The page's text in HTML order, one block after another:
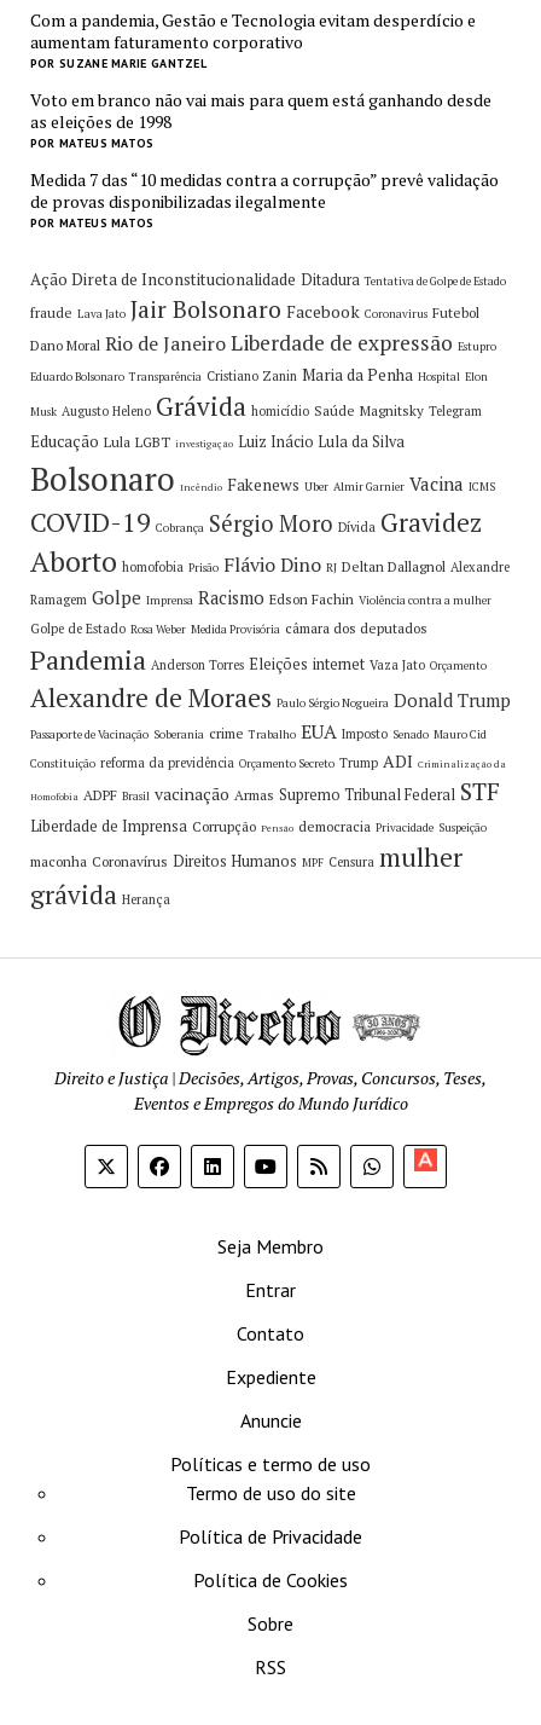
Com a pandemia, Gestão e Tecnologia evitam desperdício e
aumentam faturamento corporativo
POR SUZANE MARIE GANTZEL
Voto em branco não vai mais para quem está ganhando desde
as eleições de 1998
POR MATEUS MATOS
Medida 7 das “10 medidas contra a corrupção” prevê validação
de provas disponibilizadas ilegalmente
POR MATEUS MATOS
Ação Direta de Inconstitucionalidade Ditadura Tentativa de Golpe de Estado
fraude Lava Jato Jair Bolsonaro Facebook Coronavirus Futebol
Dano Moral Rio de JaneiroLiberdade de expressão Estupro
Eduardo Bolsonaro Transparência Cristiano Zanin Maria da Penha Hospital Elon
Musk Augusto Heleno Grávida homicídio Saúde Magnitsky Telegram
Educação Lula LGBT investigação Luiz Inácio Lula da Silva
Bolsonaro Incêndio Fakenews Uber Almir Garnier Vacina ICMS
COVID-19 Cobrança Sérgio Moro Dívida Gravidez
Aborto homofobia Prisão Flávio Dino RJ Deltan Dallagnol Alexandre
Ramagem Golpe Imprensa Racismo Edson Fachin Violência contra a mulher
Golpe de Estado Rosa Weber Medida Provisória câmara dos deputados
Pandemia Anderson Torres Eleições internet Vaza Jato Orçamento
Alexandre de Moraes Paulo Sérgio Nogueira Donald Trump
Passaporte de Vacinação Soberania crime Trabalho EUA Imposto Senado Mauro Cid
Constituição reforma da previdência Orçamento Secreto Trump ADI Criminalização da
Homofobia ADPF Brasil vacinação Armas Supremo Tribunal Federal STF
Liberdade de Imprensa Corrupção Pensão democracia Privacidade Suspeição
maconha Coronavírus Direitos Humanos MPF Censura mulher
grávida Herança
Direito e Justiça | Decisões, Artigos, Provas, Concursos, Teses,
Eventos e Empregos do Mundo Jurídico
Seja Membro
Entrar
Contato
Expediente
Anuncie
Políticas e termo de uso
Termo de uso do site
Política de Privacidade
Política de Cookies
Sobre
RSS